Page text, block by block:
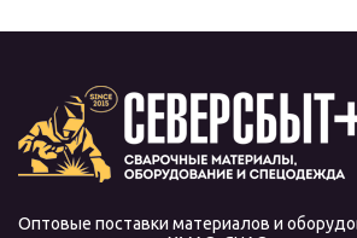
Оптовые поставки материалов и